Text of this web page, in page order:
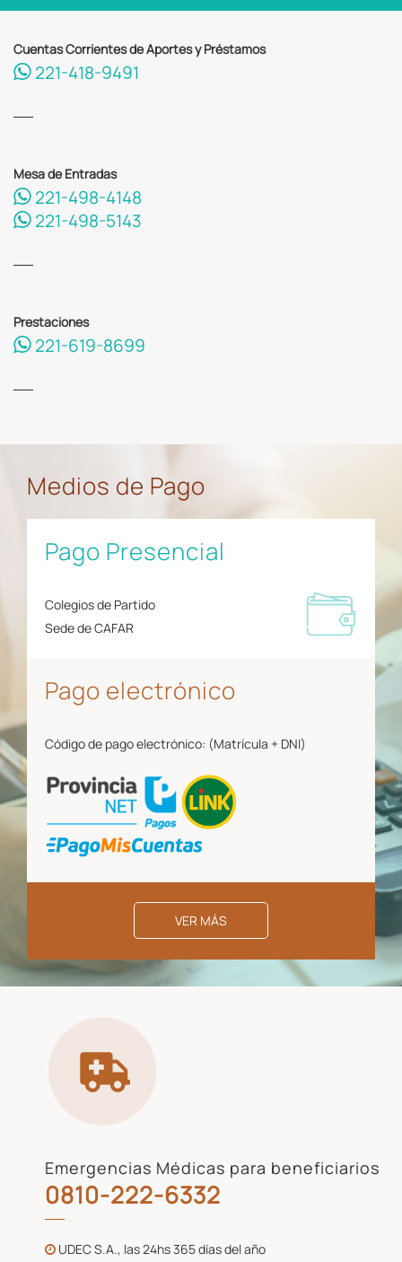
Cuentas Corrientes de Aportes y Préstamos
221-418-9491
Mesa de Entradas
221-498-4148
221-498-5143
Prestaciones
221-619-8699
Medios de Pago
Pago Presencial
Colegios de Partido
Sede de CAFAR
Pago electrónico
Código de pago electrónico: (Matrícula + DNI)
VER MÁS
Emergencias Médicas para beneficiarios
0810-222-6332
UDEC S.A., las 24hs 365 días del año